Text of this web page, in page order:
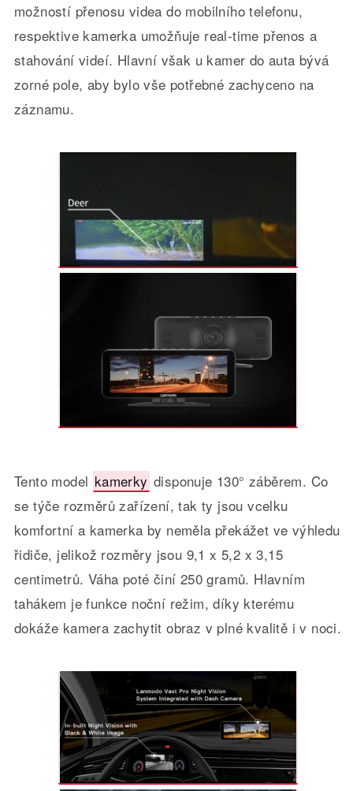
možností přenosu videa do mobilního telefonu,
respektive kamerka umožňuje real-time přenos a
stahování videí. Hlavní však u kamer do auta bývá
zorné pole, aby bylo vše potřebné zachyceno na
záznamu.
Tento model kamerky disponuje 130° záběrem. Co
se týče rozměrů zařízení, tak ty jsou vcelku
komfortní a kamerka by neměla překážet ve výhledu
řidiče, jelikož rozměry jsou 9,1 x 5,2 x 3,15
centimetrů. Váha poté činí 250 gramů. Hlavním
tahákem je funkce noční režim, díky kterému
dokáže kamera zachytit obraz v plné kvalitě i v noci.